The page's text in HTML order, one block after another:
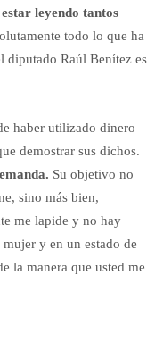
leyendo tantos
todo lo que ha
diputado Raúl Benítez es
haber utilizado dinero
demostrar sus dichos.
Su objetivo no
sino más bien,
me lapide y no hay
y en un estado de
la manera que usted me